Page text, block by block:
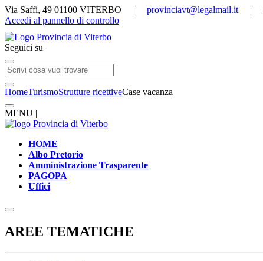
Via Saffi, 49 01100 VITERBO | provinciavt@legalmail.it |
Accedi al pannello di controllo
Seguici su
HomeTurismoStrutture ricettiveCase vacanza
MENU |
HOME
Albo Pretorio
Amministrazione Trasparente
PAGOPA
Uffici
AREE TEMATICHE